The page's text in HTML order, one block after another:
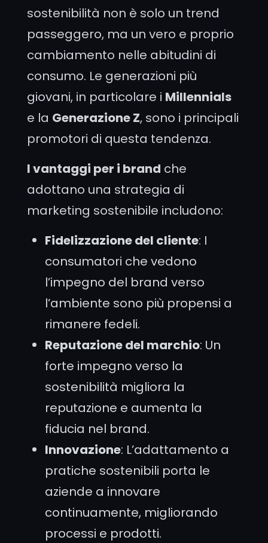
sostenibilità non è solo un trend
passeggero, ma un vero e proprio
cambiamento nelle abitudini di
consumo. Le generazioni più
giovani, in particolare i Millennials
e la Generazione Z, sono i principali
promotori di questa tendenza.
I vantaggi per i brand che
adottano una strategia di
marketing sostenibile includono:
Fidelizzazione del cliente: I
consumatori che vedono
l’impegno del brand verso
l’ambiente sono più propensi a
rimanere fedeli.
Reputazione del marchio: Un
forte impegno verso la
sostenibilità migliora la
reputazione e aumenta la
fiducia nel brand.
Innovazione: L’adattamento a
pratiche sostenibili porta le
aziende a innovare
continuamente, migliorando
processi e prodotti.